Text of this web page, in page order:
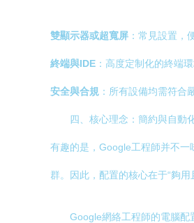
雙顯示器或超寬屏 ：常見設置，
終端與IDE ：高度定制化的終端
安全與合規 ：所有設備均需符合
四、核心理念：簡約與自動
有趣的是，Google工程師并不一
群。因此，配置的核心在于“夠
Google網絡工程師的電腦配